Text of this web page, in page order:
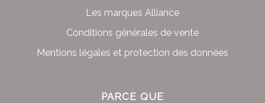
Les marques Alliance
Conditions générales de vente
Mentions légales et protection des données
PARCE QUE